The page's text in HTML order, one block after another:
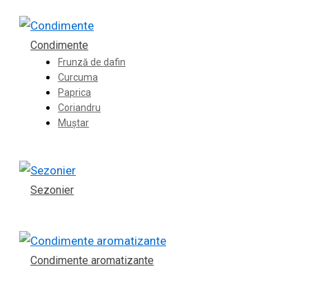
Condimente
Frunză de dafin
Curcuma
Paprica
Coriandru
Muștar
Sezonier
Condimente aromatizante